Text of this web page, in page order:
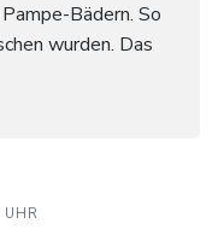
Bädern. So
wurden. Das